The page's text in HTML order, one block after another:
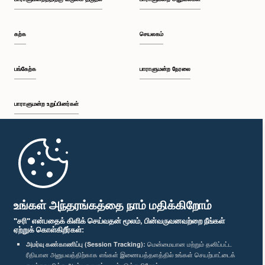
உங்கள் அந்தரங்கத்தை நாம் மதிக்கிறோம்
"சரி" என்பதைக் கிளிக் செய்வதன் மூலம், பின்வருவனவற்றை நீங்கள்
ஏற்றுக் கொள்கிறீர்கள்:
அமர்வு கண்காணிப்பு (Session Tracking): மென்மையான மற்றும் தனிப்பட்ட
ரீதியான அனுபவத்திற்காக எங்கள் இணையத்தளத்தில் உங்கள் செயற்பாட்டைக்
பி.ப. 1:34 - பி.ப. 1:44
பி.ப. 1:56 - பி.ப. 2:04
பி.ப. 2:04 - பி.ப. 2:14
கற்க
பங்கேற்க
பாராளுமன்ற உறுப்பினர்கள்
முதற்பக்கம்
செயலகம்
பாராளுமன்ற நேரலை
பாராளுமன்ற கையடக்க செயலி
எம்மை பின்தொடர்க :